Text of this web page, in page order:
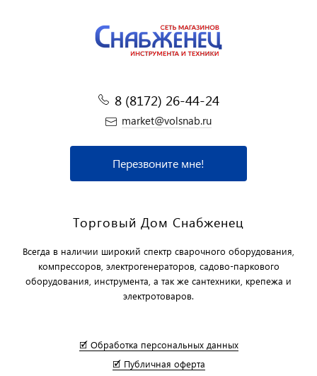
8 (8172) 26-44-24
market@volsnab.ru
Перезвоните мне!
Торговый Дом Снабженец
Всегда в наличии широкий спектр сварочного оборудования,
компрессоров, электрогенераторов, садово-паркового
оборудования, инструмента, а так же сантехники, крепежа и
электротоваров.
🗹 Обработка персональных данных
🗹 Публичная оферта